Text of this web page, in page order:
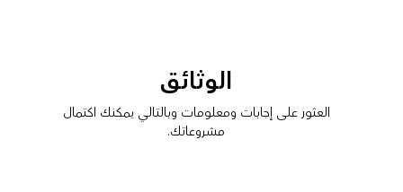
الوثائق
العثور على إجابات ومعلومات وبالتالي يمكنك اكتمال
مشروعاتك.